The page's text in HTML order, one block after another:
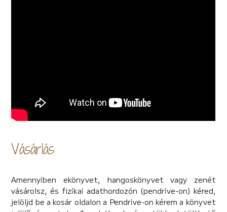
Köszönöm Renátának és Viviennek,
Andy Rea
Vásárlás
Amennyiben ekönyvet, hangoskönyvet vagy zenét
vásárolsz, és fizikai adathordozón (pendrive-on) kéred,
jelöljd be a kosár oldalon a Pendrive-on kérem a könyvet